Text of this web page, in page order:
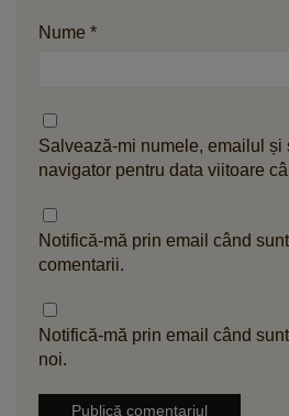
Nume *
Salvează-mi numele, emailul și
navigator pentru data viitoare
Notifică-mă prin email când
comentarii.
Notifică-mă prin email când
noi.